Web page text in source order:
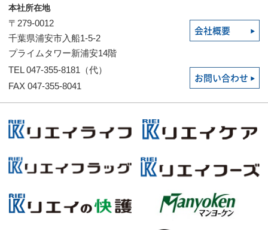
本社所在地
〒279-0012
千葉県浦安市入船1-5-2
プライムタワー新浦安14階
会社概要
TEL 047-355-8181（代）
FAX 047-355-8041
お問い合わせ